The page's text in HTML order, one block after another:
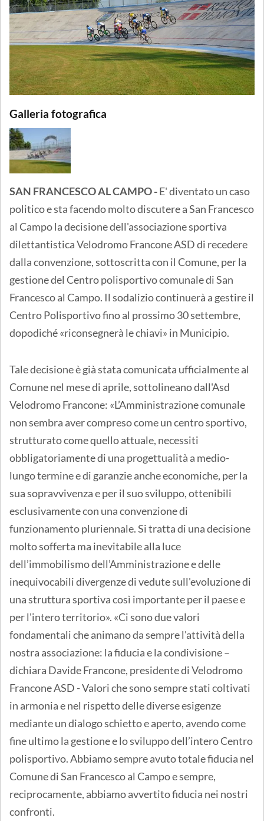
Galleria fotografica
SAN FRANCESCO AL CAMPO -E' diventato un caso
politico e sta facendo molto discutere a San Francesco
al Campo la decisione dell'associazione sportiva
dilettantistica Velodromo Francone ASD di recedere
dalla convenzione, sottoscritta con il Comune, per la
gestione del Centro polisportivo comunale di San
Francesco al Campo. Il sodalizio continuerà a gestire il
Centro Polisportivo fino al prossimo 30 settembre,
dopodiché «riconsegnerà le chiavi» in Municipio.
Tale decisione è già stata comunicata ufficialmente al
Comune nel mese di aprile, sottolineano dall'Asd
Velodromo Francone: «L’Amministrazione comunale
non sembra aver compreso come un centro sportivo,
strutturato come quello attuale, necessiti
obbligatoriamente di una progettualità a medio-
lungo termine e di garanzie anche economiche, per la
sua sopravvivenza e per il suo sviluppo, ottenibili
esclusivamente con una convenzione di
funzionamento pluriennale. Si tratta di una decisione
molto sofferta ma inevitabile alla luce
dell’immobilismo dell’Amministrazione e delle
inequivocabili divergenze di vedute sull'evoluzione di
una struttura sportiva così importante per il paese e
per l'intero territorio». «Ci sono due valori
fondamentali che animano da sempre l'attività della
nostra associazione: la fiducia e la condivisione –
dichiara Davide Francone, presidente di Velodromo
Francone ASD - Valori che sono sempre stati coltivati
in armonia e nel rispetto delle diverse esigenze
mediante un dialogo schietto e aperto, avendo come
fine ultimo la gestione e lo sviluppo dell’intero Centro
polisportivo. Abbiamo sempre avuto totale fiducia nel
Comune di San Francesco al Campo e sempre,
reciprocamente, abbiamo avvertito fiducia nei nostri
confronti.